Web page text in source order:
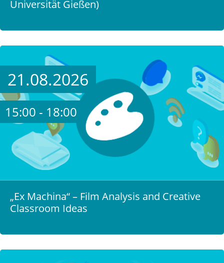
Universität Gießen)
21.08.2026
15:00 - 18:00
„Ex Machina“ – Film Analysis and Creative
Classroom Ideas